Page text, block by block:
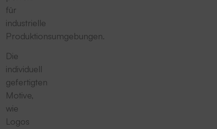
für
industrielle
Produktionsumgebungen.
Die
individuell
gefertigten
Motive,
wie
Logos